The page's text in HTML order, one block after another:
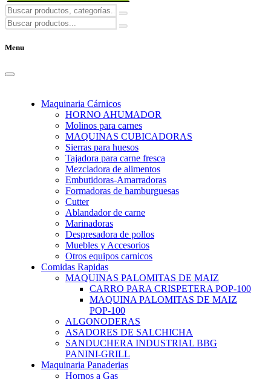
Menu
Maquinaria Cárnicos
HORNO AHUMADOR
Molinos para carnes
MAQUINAS CUBICADORAS
Sierras para huesos
Tajadora para carne fresca
Mezcladora de alimentos
Embutidoras-Amarradoras
Formadoras de hamburguesas
Cutter
Ablandador de carne
Marinadoras
Despresadora de pollos
Muebles y Accesorios
Otros equipos carnicos
Comidas Rapidas
MAQUINAS PALOMITAS DE MAIZ
CARRO PARA CRISPETERA POP-100
MAQUINA PALOMITAS DE MAIZ
POP-100
ALGONODERAS
ASADORES DE SALCHICHA
SANDUCHERA INDUSTRIAL BBG
PANINI-GRILL
Maquinaria Panaderias
Hornos a Gas